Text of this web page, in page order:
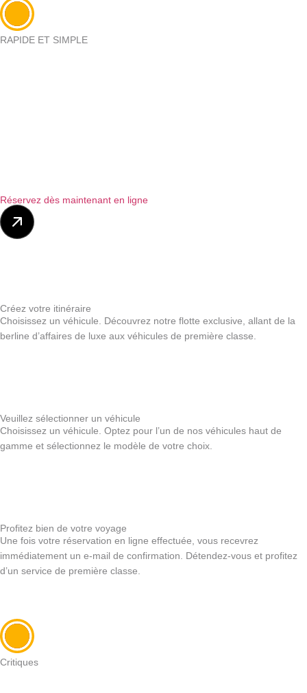
RAPIDE ET SIMPLE
Réservez dès maintenant en ligne
Créez votre itinéraire
Choisissez un véhicule. Découvrez notre flotte exclusive, allant de la
berline d’affaires de luxe aux véhicules de première classe.
Veuillez sélectionner un véhicule
Choisissez un véhicule. Optez pour l’un de nos véhicules haut de
gamme et sélectionnez le modèle de votre choix.
Profitez bien de votre voyage
Une fois votre réservation en ligne effectuée, vous recevrez
immédiatement un e-mail de confirmation. Détendez-vous et profitez
d’un service de première classe.
Critiques